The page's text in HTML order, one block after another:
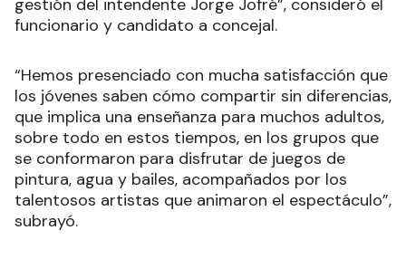
gestión del intendente Jorge Jofré”, consideró el
funcionario y candidato a concejal.
“Hemos presenciado con mucha satisfacción que
los jóvenes saben cómo compartir sin diferencias,
que implica una enseñanza para muchos adultos,
sobre todo en estos tiempos, en los grupos que
se conformaron para disfrutar de juegos de
pintura, agua y bailes, acompañados por los
talentosos artistas que animaron el espectáculo”,
subrayó.